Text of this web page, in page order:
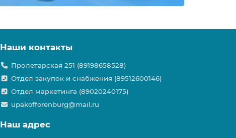
Наши контакты
Пролетарская 251 (89198658528)
Отдел закупок и снабжения (89512600146)
Отдел маркетинга (89020240175)
upakofforenburg@mail.ru
Наш адрес